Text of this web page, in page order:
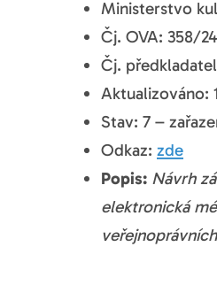
Ministerstvo
Čj. OVA: 358/24
Čj.
Aktualizováno:
Stav: 7 –
Odkaz: zde
Popis: Návrh
elektronická